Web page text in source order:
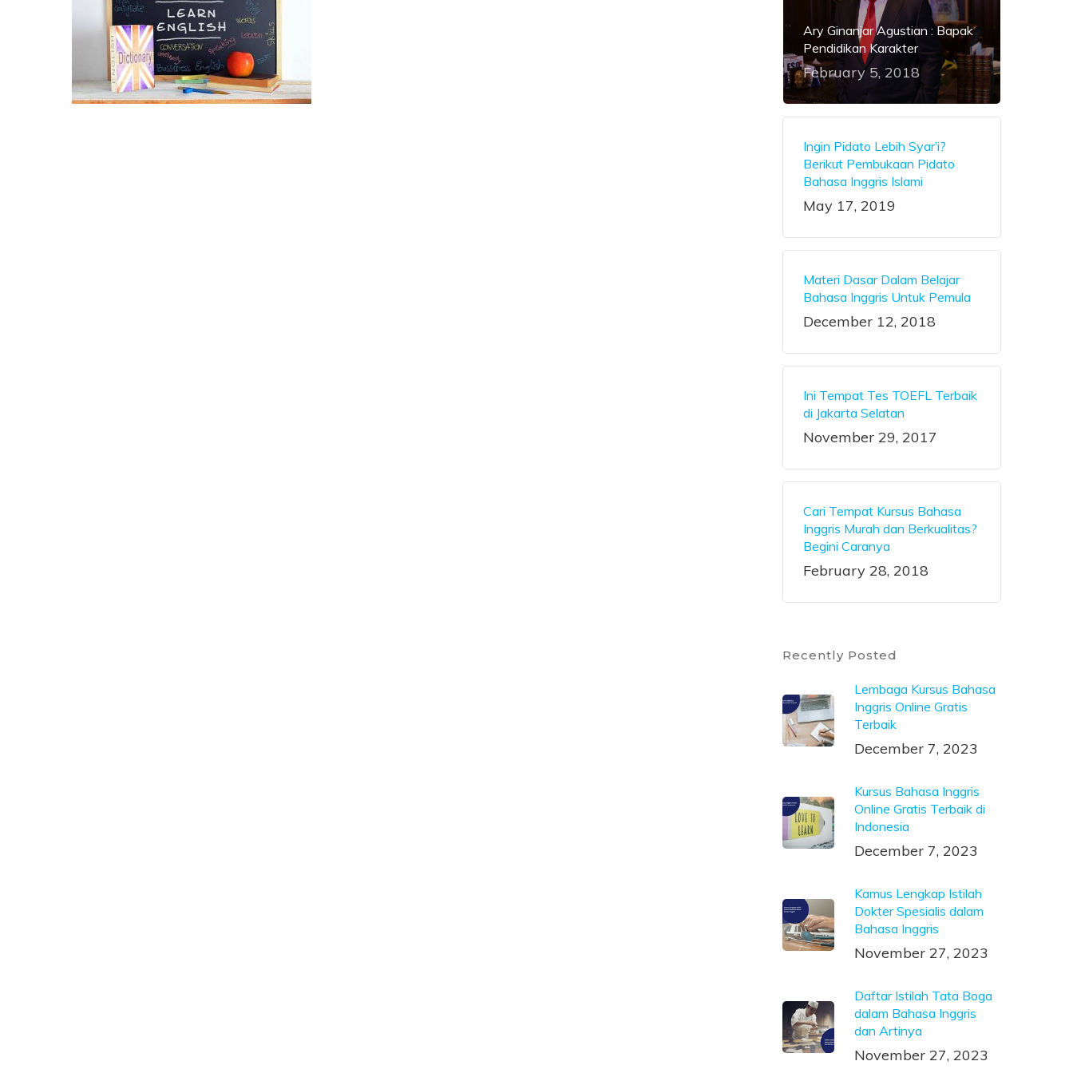
Ary Ginanjar Agustian : Bapak
Pendidikan Karakter
February 5, 2018
Ingin Pidato Lebih Syar’i?
Berikut Pembukaan Pidato
Bahasa Inggris Islami
May 17, 2019
Materi Dasar Dalam Belajar
Bahasa Inggris Untuk Pemula
December 12, 2018
Ini Tempat Tes TOEFL Terbaik
di Jakarta Selatan
November 29, 2017
Cari Tempat Kursus Bahasa
Inggris Murah dan Berkualitas?
Begini Caranya
February 28, 2018
Recently Posted
Lembaga Kursus Bahasa
Inggris Online Gratis
Terbaik
December 7, 2023
Kursus Bahasa Inggris
Online Gratis Terbaik di
Indonesia
December 7, 2023
Kamus Lengkap Istilah
Dokter Spesialis dalam
Bahasa Inggris
November 27, 2023
Daftar Istilah Tata Boga
dalam Bahasa Inggris
dan Artinya
November 27, 2023